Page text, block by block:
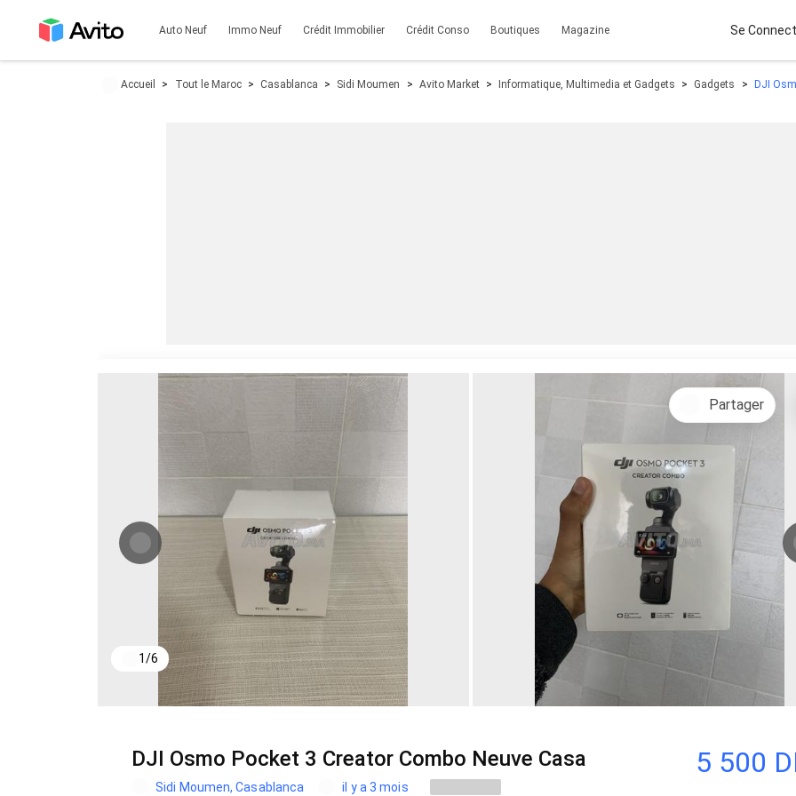
Auto Neuf Immo Neuf Crédit Immobilier Crédit Conso Boutiques Magazine Se
Accueil Tout le Maroc Casablanca Sidi Moumen Avito Market Informatique, Multimedia et Gadgets Gadgets DJI
1/6
Partager
DJI Osmo Pocket 3 Creator Combo Neuve Casa
Sidi Moumen, Casablanca il y a 3 mois
5 500